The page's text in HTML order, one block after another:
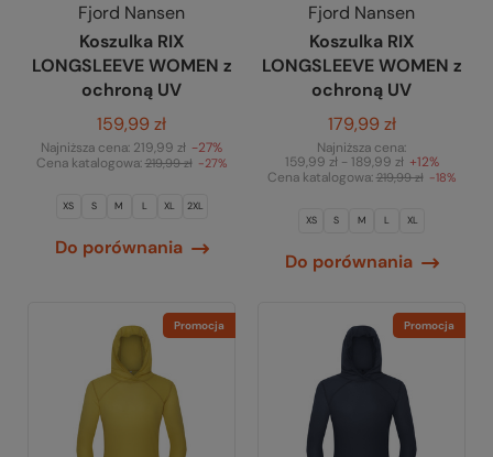
Fjord Nansen
Koszulka RIX
LONGSLEEVE WOMEN z
ochroną UV
159,99 zł
Najniższa cena: 219,99 zł -27%
Cena katalogowa:219,99 zł -27%
XS S M L XL 2XL
Do porównania
Fjord Nansen
Koszulka RIX
LONGSLEEVE WOMEN z
ochroną UV
179,99 zł
Najniższa cena:
159,99 zł - 189,99 zł +12%
Cena katalogowa:219,99 zł -18%
XS S M L XL
Do porównania
Promocja Promocja